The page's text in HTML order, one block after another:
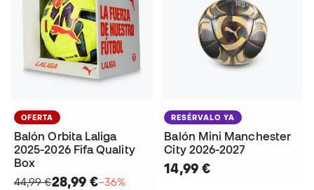
OFERTA
Balón Orbita Laliga
2025-2026 Fifa Quality
Box
44,99 €28,99 €−36%
RESÉRVALO YA
Balón Mini Manchester
City 2026-2027
14,99 €